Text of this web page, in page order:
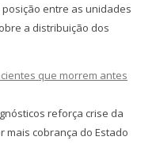
posição entre as unidades
a distribuição dos
que morrem antes
reforça crise da
mais cobrança do Estado